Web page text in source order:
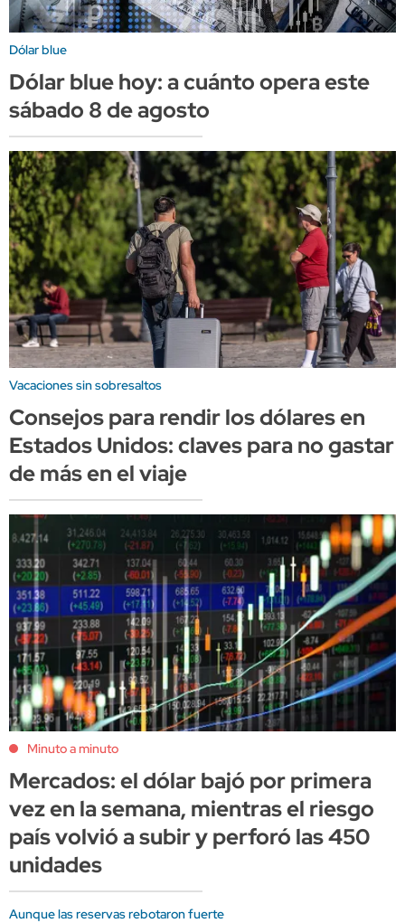
Dólar blue
Dólar blue hoy: a cuánto opera este
sábado 8 de agosto
Vacaciones sin sobresaltos
Consejos para rendir los dólares en
Estados Unidos: claves para no gastar
de más en el viaje
Minuto a minuto
Mercados: el dólar bajó por primera
vez en la semana, mientras el riesgo
país volvió a subir y perforó las 450
unidades
Aunque las reservas rebotaron fuerte